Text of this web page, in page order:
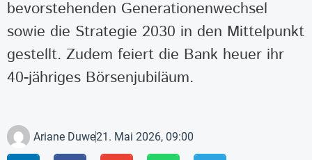
bevorstehenden Generationenwechsel
sowie die Strategie 2030 in den Mittelpunkt
gestellt. Zudem feiert die Bank heuer ihr
40-jähriges Börsenjubiläum.
Ariane Duwe21. Mai 2026, 09:00